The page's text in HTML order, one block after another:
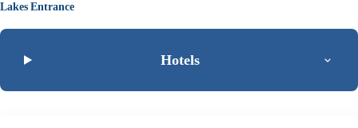
Lakes Entrance
Hotels